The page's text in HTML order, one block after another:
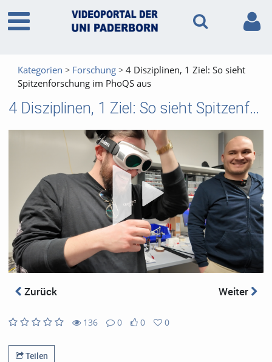
Kategorien Forschung
4 Disziplinen, 1 Ziel: So sieht
Spitzenforschung im PhoQS aus
4 Disziplinen, 1 Ziel: So sieht Spitzenforschung im PhoQS aus
Zurück Weiter
136
views
0
Kommentare
0
likes
0
favorites
Teilen